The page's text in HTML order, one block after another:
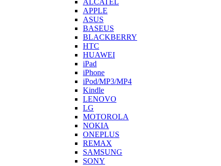
ALCATEL
APPLE
ASUS
BASEUS
BLACKBERRY
HTC
HUAWEI
iPad
iPhone
iPod/MP3/MP4
Kindle
LENOVO
LG
MOTOROLA
NOKIA
ONEPLUS
REMAX
SAMSUNG
SONY